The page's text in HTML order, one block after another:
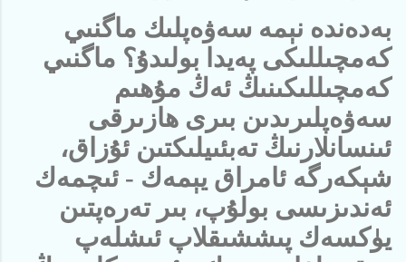
بەدەندە نېمە سەۋەپلىك ماگنىي
كەمچىللىكى پەيدا بولىدۇ؟ ماگنىي
كەمچىللىكىنىڭ ئەڭ مۇھىم
سەۋەپلىرىدىن بىرى ھازىرقى
ئىنسانلارنىڭ تەبئىيلىكتىن ئۇزاق،
شېكەرگە ئامراق يېمەك - ئىچمەك
ئەندىزىسى بولۇپ، بىر تەرەپتىن
يۈكسەك پىششىقلاپ ئىشلەپ